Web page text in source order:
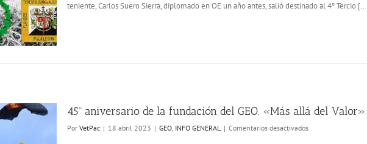
teniente, Carlos Suero Sierra, diplomado en OE un año antes, salió destinado al 4º Tercio
45º aniversario de la fundación del GEO. «Más allá del Valor»
Por VetPac | 18 abril 2023 | GEO, INFO GENERAL | Comentarios desactivadosen